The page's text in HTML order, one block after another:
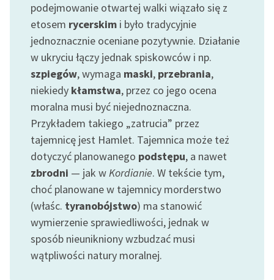
niepełnosprawnościami
Feministyczne inspiracje.
Popularyzacja
skandynawskiej literatury
feministycznej
Ręce pełne poezji
Kolekcje edukacyjne
twórców przechodzących
do domeny publicznej,
lektur szkolnych oraz
Starego Testamentu
Odkurzamy bohaterów
Szkoła Poezji Wolnych
Lektur
podejmowanie otwartej walki wiązało się z
etosem rycerskim i było tradycyjnie
jednoznacznie oceniane pozytywnie. Działanie
w ukryciu łączy jednak spiskowców i np.
szpiegów, wymaga maski, przebrania,
niekiedy kłamstwa, przez co jego ocena
moralna musi być niejednoznaczna.
Przykładem takiego „zatrucia” przez
tajemnicę jest Hamlet. Tajemnica może też
dotyczyć planowanego podstępu, a nawet
zbrodni — jak wKordianie. W tekście tym,
choć planowane w tajemnicy morderstwo
(właśc. tyranobójstwo) ma stanowić
wymierzenie sprawiedliwości, jednak w
sposób nieunikniony wzbudzać musi
wątpliwości natury moralnej.